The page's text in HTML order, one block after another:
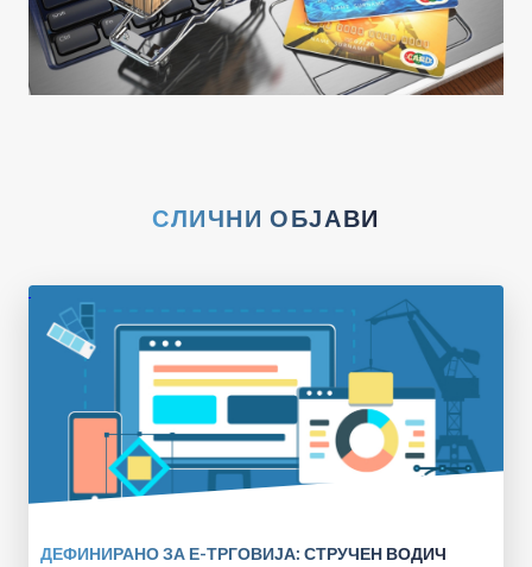
СЛИЧНИ ОБЈАВИ
ДЕФИНИРАНО ЗА Е-ТРГОВИЈА: СТРУЧЕН ВОДИЧ